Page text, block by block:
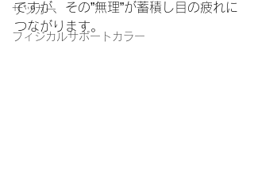
サッカー
フィジカルサポートカラー
ですが、その”無理”が蓄積し目の疲れに
つながります。